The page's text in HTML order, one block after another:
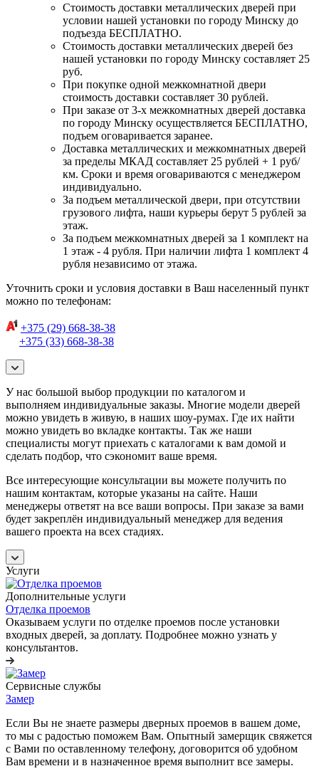
Стоимость доставки металлических дверей при
условии нашей установки по городу Минску до
подъезда БЕСПЛАТНО.
Стоимость доставки металлических дверей без
нашей установки по городу Минску составляет 25
руб.
При покупке одной межкомнатной двери
стоимость доставки составляет 30 рублей.
При заказе от 3-х межкомнатных дверей доставка
по городу Минску осуществляется БЕСПЛАТНО,
подъем оговаривается заранее.
Доставка металлических и межкомнатных дверей
за пределы МКАД составляет 25 рублей + 1 руб/
км. Сроки и время оговариваются с менеджером
индивидуально.
За подъем металлической двери, при отсутствии
грузового лифта, наши курьеры берут 5 рублей за
этаж.
За подъем межкомнатных дверей за 1 комплект на
1 этаж - 4 рубля. При наличии лифта 1 комплект 4
рубля независимо от этажа.
Уточнить сроки и условия доставки в Ваш населенный пункт
можно по телефонам:
+375 (29) 668-38-38
+375 (33) 668-38-38
У нас большой выбор продукции по каталогом и
выполняем индивидуальные заказы. Многие модели дверей
можно увидеть в живую, в наших шоу-румах. Где их найти
можно увидеть во вкладке контакты. Так же наши
специалисты могут приехать с каталогами к вам домой и
сделать подбор, что сэкономит ваше время.
Все интересующие консультации вы можете получить по
нашим контактам, которые указаны на сайте. Наши
менеджеры ответят на все ваши вопросы. При заказе за вами
будет закреплён индивидуальный менеджер для ведения
вашего проекта на всех стадиях.
Услуги
Дополнительные услуги
Отделка проемов
Оказываем услуги по отделке проемов после установки
входных дверей, за доплату. Подробнее можно узнать у
консультантов.
Сервисные службы
Замер
Если Вы не знаете размеры дверных проемов в вашем доме,
то мы с радостью поможем Вам. Опытный замерщик свяжется
с Вами по оставленному телефону, договорится об удобном
Вам времени и в назначенное время выполнит все замеры.